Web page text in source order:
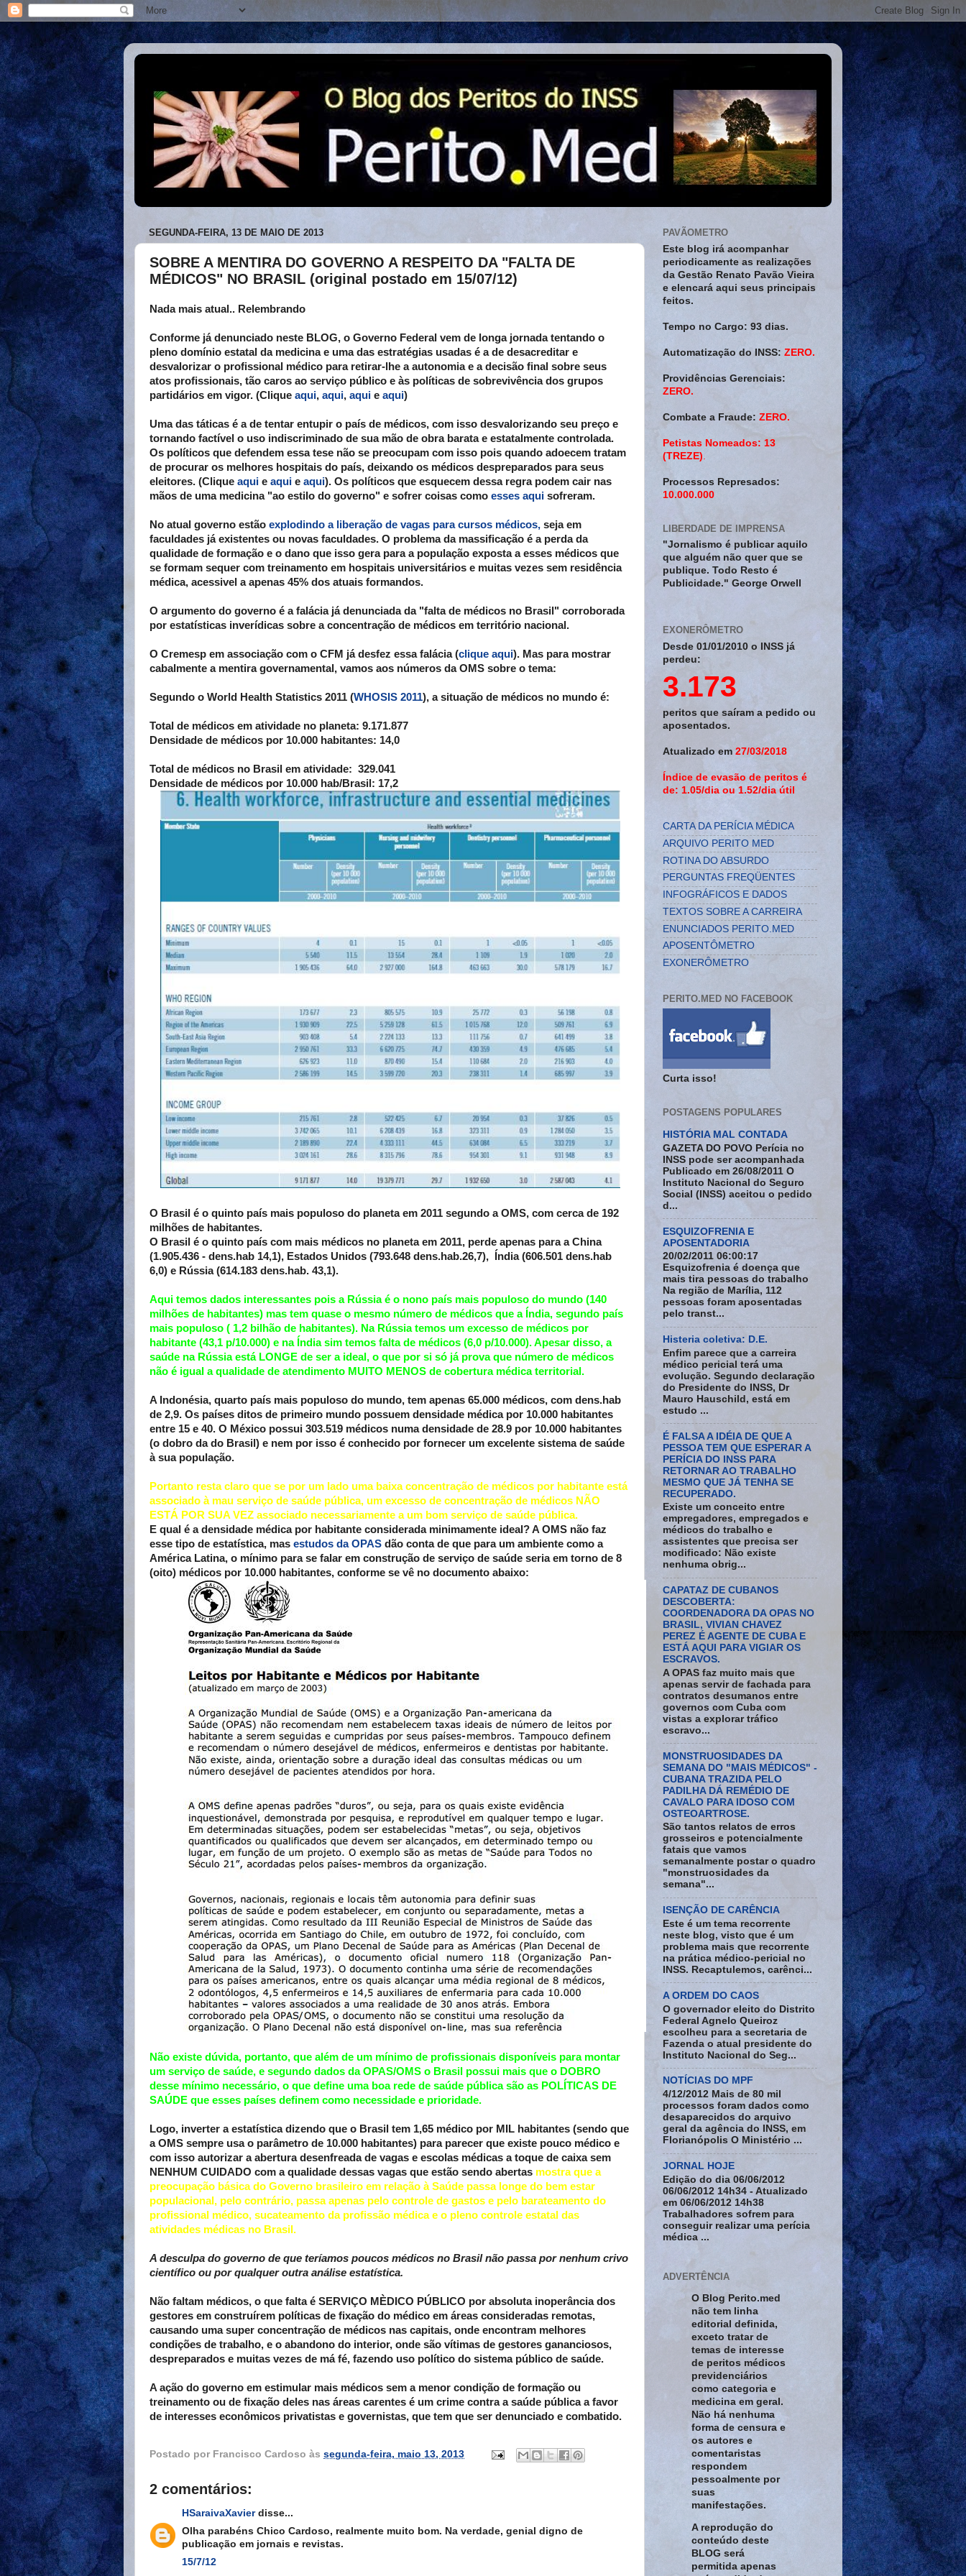
SEGUNDA-FEIRA, 13 DE MAIO DE 2013
SOBRE A MENTIRA DO GOVERNO A RESPEITO DA "FALTA DE
MÉDICOS" NO BRASIL (original postado em 15/07/12)
Nada mais atual.. Relembrando
Conforme já denunciado neste BLOG, o Governo Federal vem de longa jornada tentando o
pleno domínio estatal da medicina e uma das estratégias usadas é a de desacreditar e
desvalorizar o profissional médico para retirar-lhe a autonomia e a decisão final sobre seus
atos profissionais, tão caros ao serviço público e às políticas de sobrevivência dos grupos
partidários em vigor. (Clique aqui, aqui, aqui e aqui)
Uma das táticas é a de tentar entupir o país de médicos, com isso desvalorizando seu preço e
tornando factível o uso indiscriminado de sua mão de obra barata e estatalmente controlada.
Os políticos que defendem essa tese não se preocupam com isso pois quando adoecem tratam
de procurar os melhores hospitais do país, deixando os médicos despreparados para seus
eleitores. (Clique aqui e aqui e aqui). Os políticos que esquecem dessa regra podem cair nas
mãos de uma medicina "ao estilo do governo" e sofrer coisas como esses aqui sofreram.
No atual governo estão explodindo a liberação de vagas para cursos médicos, seja em
faculdades já existentes ou novas faculdades. O problema da massificação é a perda da
qualidade de formação e o dano que isso gera para a população exposta a esses médicos que
se formam sequer com treinamento em hospitais universitários e muitas vezes sem residência
médica, acessivel a apenas 45% dos atuais formandos.
O argumento do governo é a falácia já denunciada da "falta de médicos no Brasil" corroborada
por estatísticas inverídicas sobre a concentração de médicos em território nacional.
O Cremesp em associação com o CFM já desfez essa falácia (clique aqui). Mas para mostrar
cabalmente a mentira governamental, vamos aos números da OMS sobre o tema:
Segundo o World Health Statistics 2011 (WHOSIS 2011), a situação de médicos no mundo é:
Total de médicos em atividade no planeta: 9.171.877
Densidade de médicos por 10.000 habitantes: 14,0
Total de médicos no Brasil em atividade: 329.041
Densidade de médicos por 10.000 hab/Brasil: 17,2
O Brasil é o quinto país mais populoso do planeta em 2011 segundo a OMS, com cerca de 192
milhões de habitantes.
O Brasil é o quinto país com mais médicos no planeta em 2011, perde apenas para a China
(1.905.436 - dens.hab 14,1), Estados Unidos (793.648 dens.hab.26,7),
Índia (606.501 dens.hab
6,0) e Rússia (614.183 dens.hab. 43,1).
Aqui temos dados interessantes pois a Rússia é o nono país mais populoso do mundo (140
milhões de habitantes) mas tem quase o mesmo número de médicos que a Índia, segundo país
mais populoso ( 1,2 bilhão de habitantes). Na Rússia temos um excesso de médicos por
habitante (43,1 p/10.000) e na Índia sim temos falta de médicos (6,0 p/10.000). Apesar disso, a
saúde na Rússia está LONGE de ser a ideal, o que por si só já prova que número de médicos
não é igual a qualidade de atendimento MUITO MENOS de cobertura médica territorial.
A Indonésia, quarto país mais populoso do mundo, tem apenas 65.000 médicos, com dens.hab
de 2,9. Os países ditos de primeiro mundo possuem densidade médica por 10.000 habitantes
entre 15 e 40. O México possui 303.519 médicos numa densidade de 28.9 por 10.000 habitantes
(o dobro da do Brasil) e nem por isso é conhecido por fornecer um excelente sistema de saúde
à sua população.
Portanto resta claro que se por um lado uma baixa concentração de médicos por habitante está
associado à mau serviço de saúde pública, um excesso de concentração de médicos NÃO
ESTÁ POR SUA VEZ associado necessariamente a um bom serviço de saúde pública.
E qual é a densidade médica por habitante considerada minimamente ideal? A OMS não faz
esse tipo de estatística, mas estudos da OPAS dão conta de que para um ambiente como a
América Latina, o mínimo para se falar em construção de serviço de saúde seria em torno de 8
(oito) médicos por 10.000 habitantes, conforme se vê no documento abaixo:
Não existe dúvida, portanto, que além de um mínimo de profissionais disponíveis para montar
um serviço de saúde, e segundo dados da OPAS/OMS o Brasil possui mais que o DOBRO
desse mínimo necessário, o que define uma boa rede de saúde pública são as POLÍTICAS DE
SAÚDE que esses países definem como necessidade e prioridade.
Logo, inverter a estatística dizendo que o Brasil tem 1,65 médico por MIL habitantes (sendo que
a OMS sempre usa o parâmetro de 10.000 habitantes) para parecer que existe pouco médico e
com isso autorizar a abertura desenfreada de vagas e escolas médicas a toque de caixa sem
NENHUM CUIDADO com a qualidade dessas vagas que estão sendo abertas mostra que a
preocupação básica do Governo brasileiro em relação à Saúde passa longe do bem estar
populacional, pelo contrário, passa apenas pelo controle de gastos e pelo barateamento do
profissional médico, sucateamento da profissão médica e o pleno controle estatal das
atividades médicas no Brasil.
A desculpa do governo de que teríamos poucos médicos no Brasil não passa por nenhum crivo
científico ou por qualquer outra análise estatística.
Não faltam médicos, o que falta é SERVIÇO MÈDICO PÚBLICO por absoluta inoperância dos
gestores em construírem políticas de fixação do médico em áreas consideradas remotas,
causando uma super concentração de médicos nas capitais, onde encontram melhores
condições de trabalho, e o abandono do interior, onde são vítimas de gestores gananciosos,
despreparados e muitas vezes de má fé, fazendo uso político do sistema público de saúde.
A ação do governo em estimular mais médicos sem a menor condição de formação ou
treinamento ou de fixação deles nas áreas carentes é um crime contra a saúde pública a favor
de interesses econômicos privatistas e governistas, que tem que ser denunciado e combatido.
Postado por Francisco Cardoso às segunda-feira, maio 13, 2013
2 comentários:
HSaraivaXavierdisse...
Olha parabéns Chico Cardoso, realmente muito bom. Na verdade, genial digno de
publicação em jornais e revistas.
15/7/12
PAVÃOMETRO
Este blog irá acompanhar
periodicamente as realizações
da Gestão Renato Pavão Vieira
e elencará aqui seus principais
feitos.
Tempo no Cargo: 93 dias.
Automatização do INSS: ZERO.
Providências Gerenciais:
ZERO.
Combate a Fraude: ZERO.
Petistas Nomeados: 13
(TREZE)
Processos Represados:
10.000.000
LIBERDADE DE IMPRENSA
"Jornalismo é publicar aquilo
que alguém não quer que se
publique. Todo Resto é
Publicidade." George Orwell
EXONERÔMETRO
Desde 01/01/2010 o INSS já
perdeu:
3.173
peritos que saíram a pedido ou
aposentados.
Atualizado em 27/03/2018
Índice de evasão de peritos é
de: 1.05/dia ou 1.52/dia útil
CARTA DA PERÍCIA MÉDICA
ARQUIVO PERITO MED
ROTINA DO ABSURDO
PERGUNTAS FREQÜENTES
INFOGRÁFICOS E DADOS
TEXTOS SOBRE A CARREIRA
ENUNCIADOS PERITO.MED
APOSENTÔMETRO
EXONERÔMETRO
PERITO.MED NO FACEBOOK
Curta isso!
POSTAGENS POPULARES
HISTÓRIA MAL CONTADA
GAZETA DO POVO Perícia no
INSS pode ser acompanhada
Publicado em 26/08/2011 O
Instituto Nacional do Seguro
Social (INSS) aceitou o pedido
d...
ESQUIZOFRENIA E
APOSENTADORIA
20/02/2011 06:00:17
Esquizofrenia é doença que
mais tira pessoas do trabalho
Na região de Marília, 112
pessoas foram aposentadas
pelo transt...
Histeria coletiva: D.E.
Enfim parece que a carreira
médico pericial terá uma
evolução. Segundo declaração
do Presidente do INSS, Dr
Mauro Hauschild, está em
estudo ...
É FALSA A IDÉIA DE QUE A
PESSOA TEM QUE ESPERAR A
PERÍCIA DO INSS PARA
RETORNAR AO TRABALHO
MESMO QUE JÁ TENHA SE
RECUPERADO.
Existe um conceito entre
empregadores, empregados e
médicos do trabalho e
assistentes que precisa ser
modificado: Não existe
nenhuma obrig...
CAPATAZ DE CUBANOS
DESCOBERTA:
COORDENADORA DA OPAS NO
BRASIL, VIVIAN CHAVEZ
PEREZ É AGENTE DE CUBA E
ESTÁ AQUI PARA VIGIAR OS
ESCRAVOS.
A OPAS faz muito mais que
apenas servir de fachada para
contratos desumanos entre
governos com Cuba com
vistas a explorar tráfico
escravo...
MONSTRUOSIDADES DA
SEMANA DO "MAIS MÉDICOS" -
CUBANA TRAZIDA PELO
PADILHA DÁ REMÉDIO DE
CAVALO PARA IDOSO COM
OSTEOARTROSE.
São tantos relatos de erros
grosseiros e potencialmente
fatais que vamos
semanalmente postar o quadro
"monstruosidades da
semana"...
ISENÇÃO DE CARÊNCIA
Este é um tema recorrente
neste blog, visto que é um
problema mais que recorrente
na prática médico-pericial no
INSS. Recaptulemos, carênci...
A ORDEM DO CAOS
O governador eleito do Distrito
Federal Agnelo Queiroz
escolheu para a secretaria de
Fazenda o atual presidente do
Instituto Nacional do Seg...
NOTÍCIAS DO MPF
4/12/2012 Mais de 80 mil
processos foram dados como
desaparecidos do arquivo
geral da agência do INSS, em
Florianópolis O Ministério ...
JORNAL HOJE
Edição do dia 06/06/2012
06/06/2012 14h34 - Atualizado
em 06/06/2012 14h38
Trabalhadores sofrem para
conseguir realizar uma perícia
médica ...
ADVERTÊNCIA
O Blog Perito.med
não tem linha
editorial definida,
exceto tratar de
temas de interesse
de peritos médicos
previdenciários
como categoria e
medicina em geral.
Não há nenhuma
forma de censura e
os autores e
comentaristas
respondem
pessoalmente por
suas
manifestações.
A reprodução do
conteúdo deste
BLOG será
permitida apenas